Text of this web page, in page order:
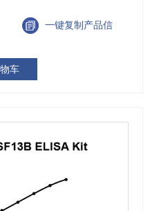
一键复制产品信
车